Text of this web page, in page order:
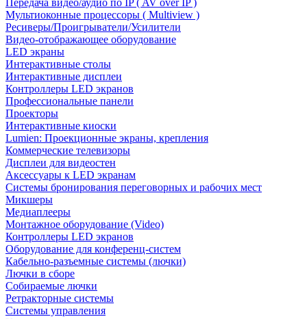
Передача видео/аудио по IP ( AV over IP )
Мультиоконные процессоры ( Multiview )
Ресиверы/Проигрыватели/Усилители
Видео-отображающее оборудование
LED экраны
Интерактивные столы
Интерактивные дисплеи
Контроллеры LED экранов
Профессиональные панели
Проекторы
Интерактивные киоски
Lumien: Проекционные экраны, крепления
Коммерческие телевизоры
Дисплеи для видеостен
Аксессуары к LED экранам
Системы бронирования переговорных и рабочих мест
Микшеры
Медиаплееры
Монтажное оборудование (Video)
Контроллеры LED экранов
Оборудование для конференц-систем
Кабельно-разъемные системы (лючки)
Лючки в сборе
Собираемые лючки
Ретракторные системы
Системы управления